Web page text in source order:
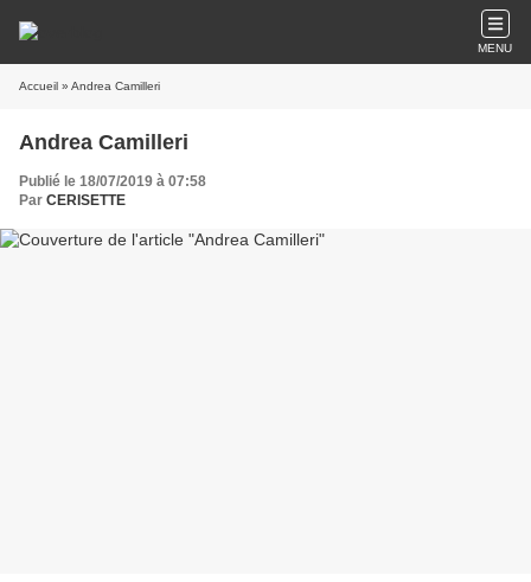
MENU
Accueil » Andrea Camilleri
Andrea Camilleri
Publié le 18/07/2019 à 07:58
Par CERISETTE